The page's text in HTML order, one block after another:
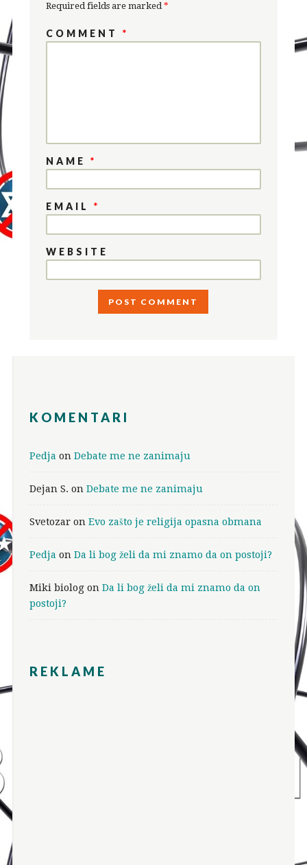
Required fields are marked*
COMMENT*
NAME*
EMAIL*
WEBSITE
KOMENTARI
Pedja on Debate me ne zanimaju
Dejan S. on Debate me ne zanimaju
Svetozaron Evo zašto je religija opasna obmana
Pedja on Da li bog želi da mi znamo da on postoji?
Miki biologon Da li bog želi da mi znamo da on
postoji?
REKLAME